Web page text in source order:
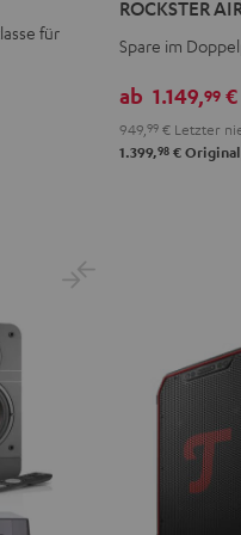
für
2
Stereo-
Schwarz
ROCKSTER
Spare im
ab 1.149,99 €
949,99 € Letzter
1.399,98 €